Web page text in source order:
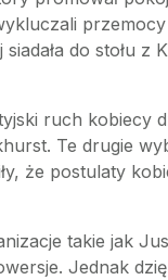
do stołu
ruch kobiecy
Te drugie
że postulaty
takie jak
Jednak